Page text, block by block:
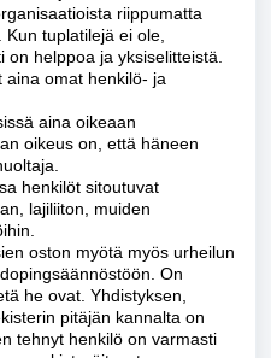
riippumatta
tuplatilejä ei ole,
helppoa ja yksiselitteistä.
aina omat henkilö- ja
aina oikeaan
oikeus on, että häneen
henkilöt sitoutuvat
lajiliiton, muiden
oston myötä myös urheilun
On
he ovat. Yhdistyksen,
pitäjän kannalta on
tehnyt henkilö on varmasti